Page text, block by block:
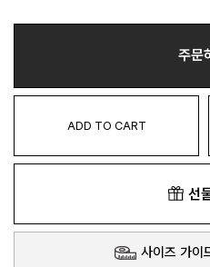
주문
ADD TO CART
선
사이즈 가이